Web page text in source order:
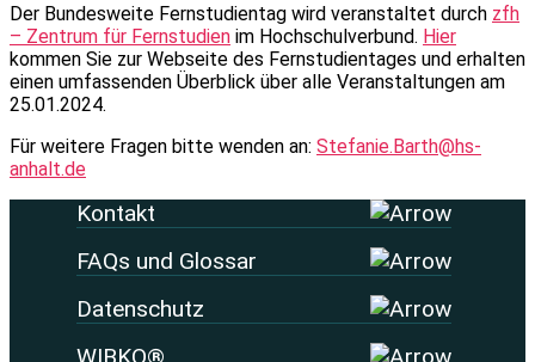
Der Bundesweite Fernstudientag wird veranstaltet durch zfh
– Zentrum für Fernstudien im Hochschulverbund. Hier
kommen Sie zur Webseite des Fernstudientages und erhalten
einen umfassenden Überblick über alle Veranstaltungen am
25.01.2024.
Für weitere Fragen bitte wenden an: Stefanie.Barth@hs-
anhalt.de
Kontakt
FAQs und Glossar
Datenschutz
WIBKO®